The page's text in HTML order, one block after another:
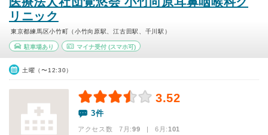
リニック
東京都練馬区小竹町（小竹向原駅、江古田駅、千川駅）
駐車場あり マイナ受付(スマホ可)
土曜（〜12:30）
3.52
3件
アクセス数 7月:99 | 6月:101